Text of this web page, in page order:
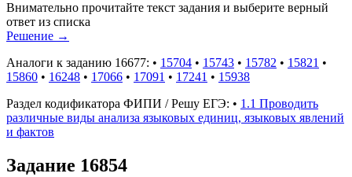
Внимательно прочитайте текст задания и выберите верный
ответ из списка
Решение →
Аналоги к заданию 16677: • 15704 • 15743 • 15782 • 15821 •
15860 • 16248 • 17066 • 17091 • 17241 • 15938
Раздел кодификатора ФИПИ / Решу ЕГЭ: • 1.1 Проводить
различные виды анализа языковых единиц, языковых явлений
и фактов
Задание 16854